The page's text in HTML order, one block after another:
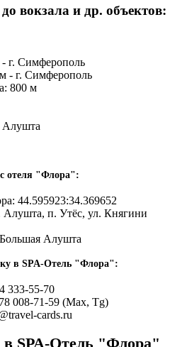
вокзала и др. объектов:
- г. Симферополь
- г. Симферополь
800 м
Алушта
отеля "Флора":
44.595923:34.369652
п. Утёс, ул. Княгини
Алушта
в SPA-Отель "Флора":
333-55-70
008-71-59 (Max, Tg)
cards.ru
в SPA-Отель "Флора"